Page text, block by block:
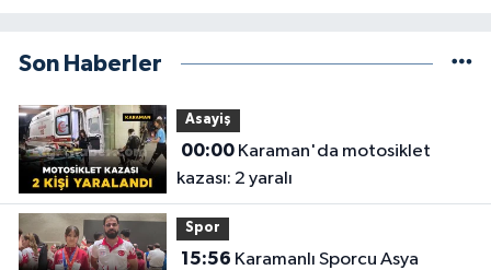
Son Haberler
Asayiş
00:00Karaman'da motosiklet
kazası: 2 yaralı
Spor
15:56